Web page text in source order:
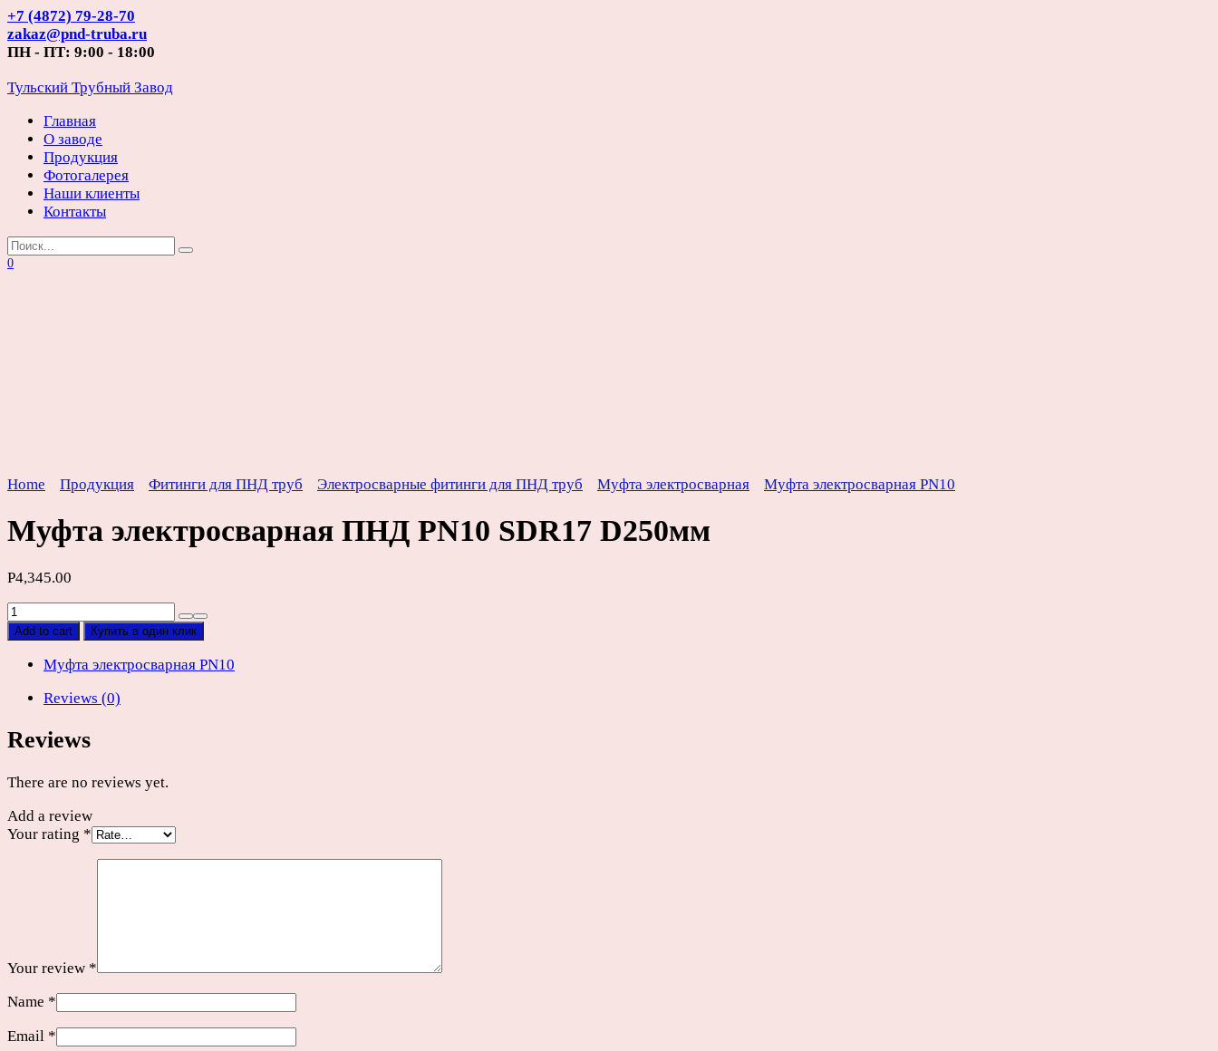
Перейти
к
содержанию
+7 (4872) 79-28-70
zakaz@pnd-truba.ru
ПН - ПТ: 9:00 - 18:00
Тульский Трубный Завод
Главная
О заводе
Продукция
Фотогалерея
Наши клиенты
Контакты
Search
for:
0
Home Продукция Фитинги для ПНД труб Электросварные фитинги для ПНД труб Муфта электросварная Муфта электросварная PN10
Муфта электросварная ПНД PN10 SDR17 D250мм
Р4,345.00
Муфта
электросварная
PN10
D250мм
Add to cart Купить в один клик
Муфта электросварная PN10
Reviews (0)
Reviews
There are no reviews yet.
Add a review
Your rating *
Your review *
Name *
Email *